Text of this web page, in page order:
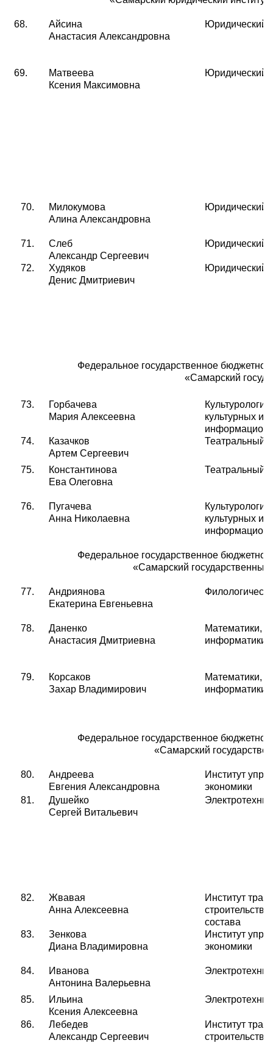
68.
Айсина
Анастасия Александровна
Юридический
69.
Матвеева
Ксения Максимовна
Юридический
70.
Милокумова
Алина Александровна
Юридический
71.
Слеб
Александр Сергеевич
Юридический
72.
Худяков
Денис Дмитриевич
Юридический
Федеральное государственное
«Самарский
73.
Горбачева
Мария Алексеевна
К
культурных и
74.
Казачков
Артем Сергеевич
Театральный
75.
Константинова
Ева Олеговна
Театральный
76.
Пугачева
Анна Николаевна
К
культурных и
Федеральное государственное
«Самарский государственный
77.
Андриянова
Екатерина Евгеньевна
78.
Даненко
Анастасия Дмитриевна
Математики,
информатики
79.
Корсаков
Захар Владимирович
Математики,
информатики
Федеральное государственное
«Самарский
80.
Андреева
Евгения Александровна
Институт
экономики
81.
Душейко
Сергей Витальевич
82.
Жвавая
Анна Алексеевна
Институт
состава
83.
Зенкова
Диана Владимировна
Институт
экономики
84.
Иванова
Антонина Валерьевна
85.
Ильина
Ксения Алексеевна
86.
Лебедев
Александр Сергеевич
Институт